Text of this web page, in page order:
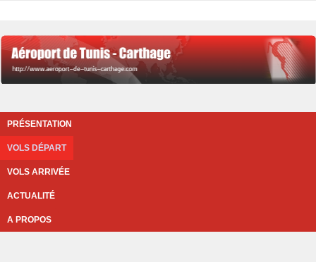
PRÉSENTATION
VOLS DÉPART
VOLS ARRIVÉE
ACTUALITÉ
A PROPOS